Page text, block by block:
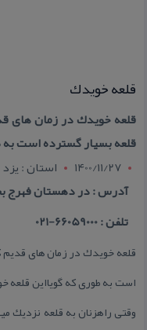
قلعه خویدك
قلعه خویدك در زمان های
قلعه بسیار گسترده است
1400/11/27
استان : يزد
آدرس : در دهستان فهرج
تلفن : 66059000-021
قلعه خویدك در زمان های قدیم
است به طوری كه گویااین قلعه
وقتی راهزنان به قلعه نزدیك